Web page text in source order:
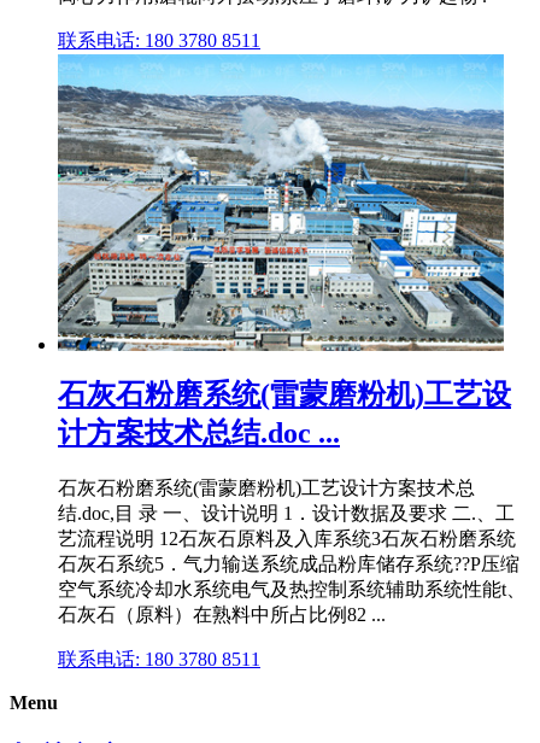
联系电话: 180 3780 8511
石灰石粉磨系统(雷蒙磨粉机)工艺设
计方案技术总结.doc ...
石灰石粉磨系统(雷蒙磨粉机)工艺设计方案技术总
结.doc,目 录 一、设计说明 1．设计数据及要求 二.、工
艺流程说明 12石灰石原料及入库系统3石灰石粉磨系统
石灰石系统5．气力输送系统成品粉库储存系统??P压缩
空气系统冷却水系统电气及热控制系统辅助系统性能t、
石灰石（原料）在熟料中所占比例82 ...
联系电话: 180 3780 8511
Menu